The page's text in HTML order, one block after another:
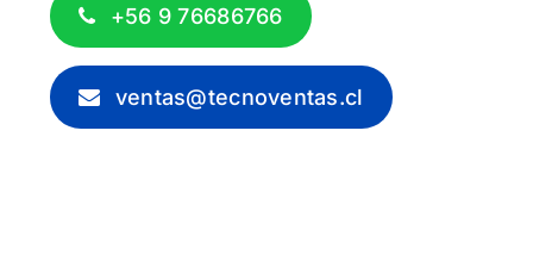
+56 9 76686766
ventas@tecnoventas.cl